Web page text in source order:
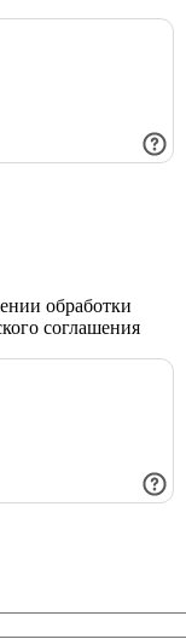
обработки
соглашения